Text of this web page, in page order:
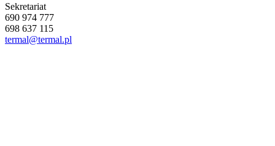
Sekretariat
690 974 777
698 637 115
termal@termal.pl